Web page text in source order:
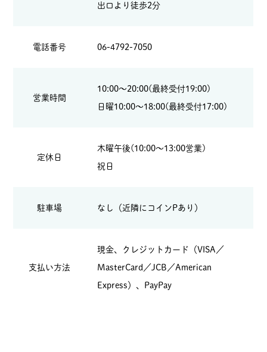
出口より徒歩2分
電話番号 06-4792-7050
営業時間
10:00～20:00(最終受付19:00)
日曜10:00～18:00(最終受付17:00)
定休日
木曜午後(10:00～13:00営業)
祝日
駐車場 なし（近隣にコインPあり）
支払い方法
現金、クレジットカード（VISA／
MasterCard／JCB／American
Express）、PayPay